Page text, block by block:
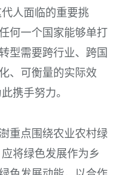
人面临的重要挑
何一个国家能够单打
型需要跨行业、跨国
、可衡量的实际效
携手努力。
重点围绕农业农村绿
将绿色发展作为乡